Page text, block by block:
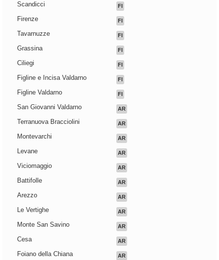
Scandicci FI
Firenze FI
Tavarnuzze FI
Grassina FI
Ciliegi FI
Figline e Incisa Valdarno FI
Figline Valdarno FI
San Giovanni Valdarno AR
Terranuova Bracciolini AR
Montevarchi AR
Levane AR
Viciomaggio AR
Battifolle AR
Arezzo AR
Le Vertighe AR
Monte San Savino AR
Cesa AR
Foiano della Chiana AR